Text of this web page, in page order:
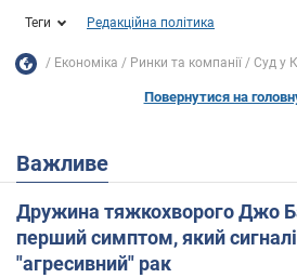
Теги Редакційна політика
Економіка Ринки та компанії Суд у
Повернутися на
Важливе
Дружина тяжкохворого Джо
перший симптом, який
"агресивний" рак